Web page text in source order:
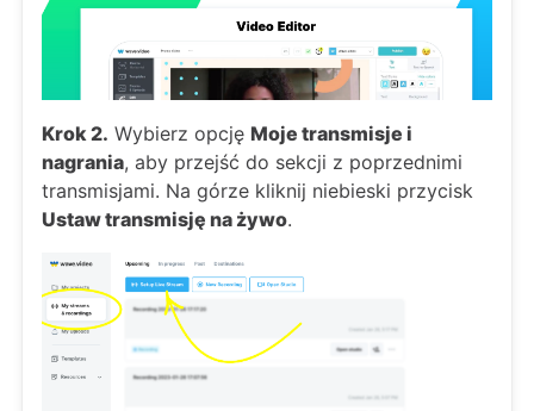
Krok 2. Wybierz opcję Moje transmisje i
nagrania, aby przejść do sekcji z poprzednimi
transmisjami. Na górze kliknij niebieski przycisk
Ustaw transmisję na żywo.